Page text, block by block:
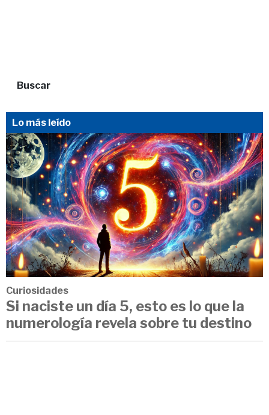
Buscar
Lo más leído
Curiosidades
Si naciste un día 5, esto es lo que la
numerología revela sobre tu destino